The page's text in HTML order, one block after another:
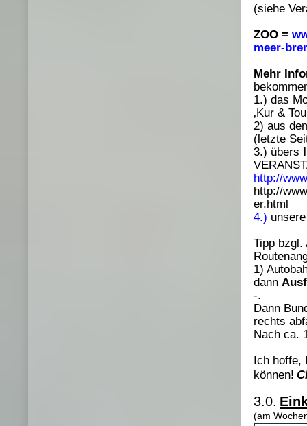
(siehe
ZOO =
meer-
Mehr
1.) das
‚Kur &
2) aus
(letzte
3.) übers
http://
http://
er.html
4.)
Tipp bzgl.
1)
dann
-.
Dann
rechts
Nach ca.
Ich hoffe,
können!
3.0.
(am